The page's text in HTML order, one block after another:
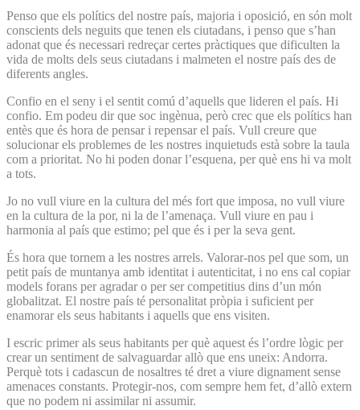
Penso que els polítics del nostre país, majoria i oposició, en són molt
conscients dels neguits que tenen els ciutadans, i penso que s’han
adonat que és necessari redreçar certes pràctiques que dificulten la
vida de molts dels seus ciutadans i malmeten el nostre país des de
diferents angles.
Confio en el seny i el sentit comú d’aquells que lideren el país. Hi
confio. Em podeu dir que soc ingènua, però crec que els polítics han
entès que és hora de pensar i repensar el país. Vull creure que
solucionar els problemes de les nostres inquietuds està sobre la taula
com a prioritat. No hi poden donar l’esquena, per què ens hi va molt
a tots.
Jo no vull viure en la cultura del més fort que imposa, no vull viure
en la cultura de la por, ni la de l’amenaça. Vull viure en pau i
harmonia al país que estimo; pel que és i per la seva gent.
És hora que tornem a les nostres arrels. Valorar-nos pel que som, un
petit país de muntanya amb identitat i autenticitat, i no ens cal copiar
models forans per agradar o per ser competitius dins d’un món
globalitzat. El nostre país té personalitat pròpia i suficient per
enamorar els seus habitants i aquells que ens visiten.
I escric primer als seus habitants per què aquest és l’ordre lògic per
crear un sentiment de salvaguardar allò que ens uneix: Andorra.
Perquè tots i cadascun de nosaltres té dret a viure dignament sense
amenaces constants. Protegir-nos, com sempre hem fet, d’allò extern
que no podem ni assimilar ni assumir.